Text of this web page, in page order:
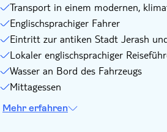
Transport in einem modernen,
Englischsprachiger Fahrer
Eintritt zur antiken Stadt Jerash
Lokaler englischsprachiger
Wasser an Bord des Fahrzeugs
Mittagessen
Mehr erfahren